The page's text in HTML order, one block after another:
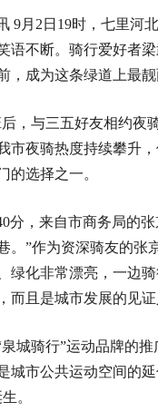
9月2日19时，七里河
语不断。骑行爱好者
，成为这条绿道上最靓
后，与三五好友相约夜
市夜骑热度持续攀升
的选择之一。
分，来自市商务局的
。”作为资深骑友的张
绿化非常漂亮，一边
而且是城市发展的见证
泉城骑行”运动品牌的
城市公共运动空间的
。